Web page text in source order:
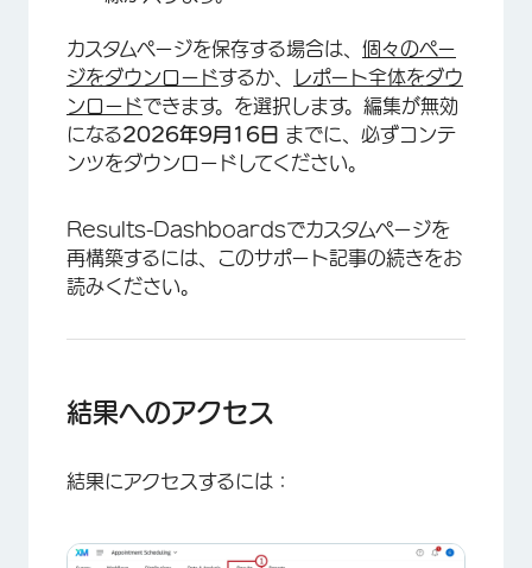
カスタムページを保存する場合は、 個々のペー
ジをダウンロードするか、
レポート全体をダウ
ンロードできます。 を選択します。編集が無効
になる2026年9月16日 までに、必ずコンテ
ンツをダウンロードしてください。
Results-Dashboardsでカスタムページを
再構築するには、このサポート記事の続きをお
読みください。
結果へのアクセス
結果にアクセスするには：